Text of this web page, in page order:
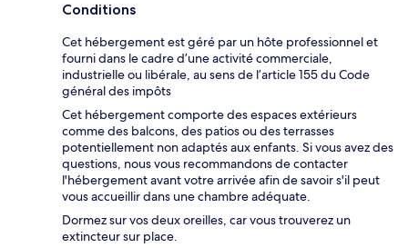
Conditions
Cet hébergement est géré par un hôte professionnel et
fourni dans le cadre d’une activité commerciale,
industrielle ou libérale, au sens de l’article 155 du Code
général des impôts
Cet hébergement comporte des espaces extérieurs
comme des balcons, des patios ou des terrasses
potentiellement non adaptés aux enfants. Si vous avez des
questions, nous vous recommandons de contacter
l'hébergement avant votre arrivée afin de savoir s'il peut
vous accueillir dans une chambre adéquate.
Dormez sur vos deux oreilles, car vous trouverez un
extincteur sur place.